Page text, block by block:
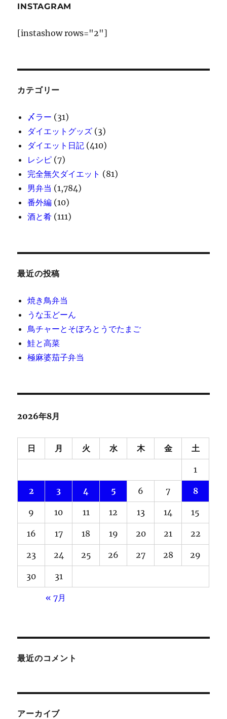
INSTAGRAM
[instashow rows="2"]
カテゴリー
〆ラー (31)
ダイエットグッズ (3)
ダイエット日記 (410)
レシピ (7)
完全無欠ダイエット (81)
男弁当 (1,784)
番外編 (10)
酒と肴 (111)
最近の投稿
焼き鳥弁当
うな玉どーん
鳥チャーとそぼろとうでたまご
鮭と高菜
極麻婆茄子弁当
2026年8月
日 月 火 水 木 金 土
1
2 3 4 5 6 7 8
9 10 11 12 13 14 15
16 17 18 19 20 21 22
23 24 25 26 27 28 29
30 31
« 7月
最近のコメント
アーカイブ